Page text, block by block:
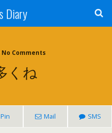
Diary
No Comments
くね
Pin Mail SMS